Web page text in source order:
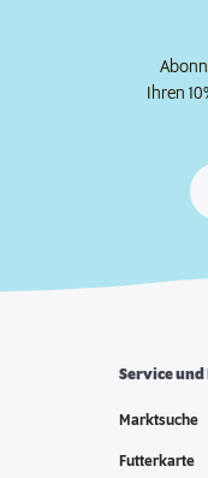
Ihren
Service und
Marktsuche
Futterkarte